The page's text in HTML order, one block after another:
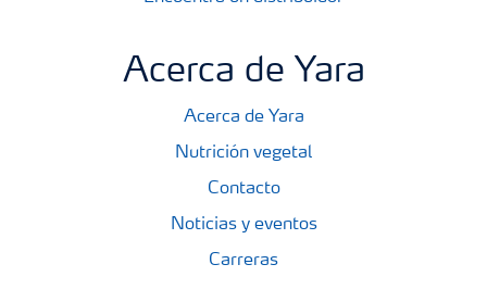
Acerca de Yara
Acerca de Yara
Nutrición vegetal
Contacto
Noticias y eventos
Carreras